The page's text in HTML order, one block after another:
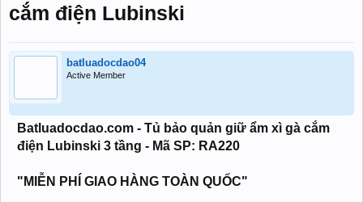
cắm điện Lubinski
batluadocdao04
Active Member
Batluadocdao.com - Tủ bảo quản giữ ẩm xì gà cắm
điện Lubinski 3 tầng - Mã SP: RA220
"MIỄN PHÍ GIAO HÀNG TOÀN QUỐC"